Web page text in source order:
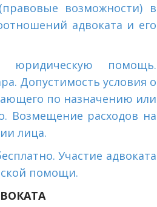
возможности) в
адвоката и его
юридическую помощь.
Допустимость условия о
по назначению или
Возмещение расходов на
лица.
Участие адвоката
помощи.